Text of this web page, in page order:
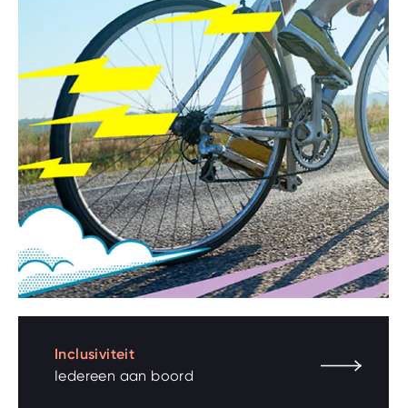
Inclusiviteit
Iedereen aan boord